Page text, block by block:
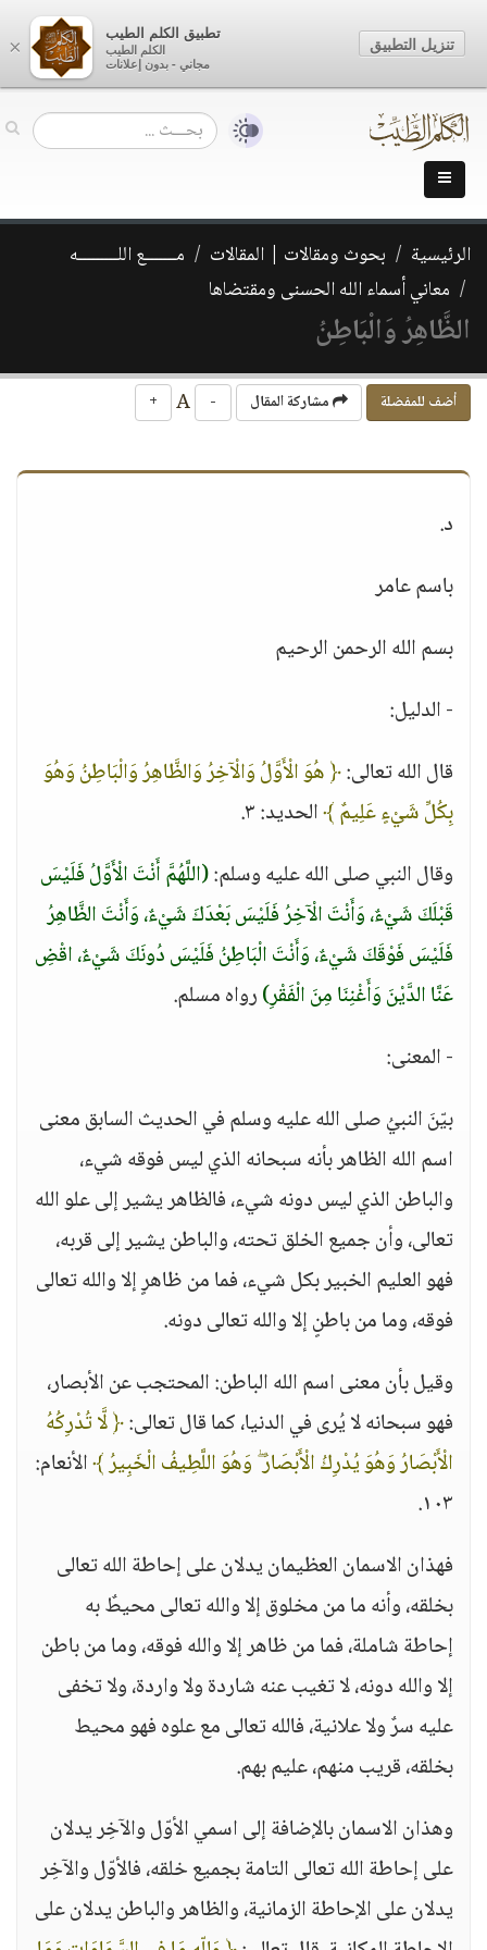
الرئيسية بحوث ومقالات | المقالات
مـــــــع اللـــــــــه
معاني أسماء الله الحسنى ومقتضاها
الظَّاهِرُ وَالْبَاطِنُ
أضف للمفضلة مشاركة المقال -
+
د.
باسم عامر
بسم الله الرحمن الرحيم
- الدليل:
قال الله تعالى:﴿ هُوَ الْأَوَّلُ وَالْآخِرُ وَالظَّاهِرُ وَالْبَاطِنُ وَهُوَ
بِكُلِّ شَيْءٍ عَلِيمٌ ﴾الحديد: ٣.
وقال النبي صلى الله عليه وسلم:(اللَّهُمَّ أَنْتَ الْأَوَّلُ فَلَيْسَ
قَبْلَكَ شَيْءٌ، وَأَنْتَ الْآخِرُ فَلَيْسَ بَعْدَكَ شَيْءٌ، وَأَنْتَ الظَّاهِرُ
فَلَيْسَ فَوْقَكَ شَيْءٌ، وَأَنْتَ الْبَاطِنُ فَلَيْسَ دُونَكَ شَيْءٌ، اقْضِ
عَنَّا الدَّيْنَ وَأَغْنِنَا مِنَ الْفَقْرِ)رواه مسلم.
- المعنى:
بيّنَ النبيُ صلى الله عليه وسلم في الحديث السابق معنى
اسم الله الظاهر بأنه سبحانه الذي ليس فوقه شيء،
والباطن الذي ليس دونه شيء، فالظاهر يشير إلى علو الله
تعالى، وأن جميع الخلق تحته، والباطن يشير إلى قربه،
فهو العليم الخبير بكل شيء، فما من ظاهرٍ إلا والله تعالى
فوقه، وما من باطنٍ إلا والله تعالى دونه.
وقيل بأن معنى اسم الله الباطن: المحتجب عن الأبصار،
فهو سبحانه لا يُرى في الدنيا، كما قال تعالى:﴿ لَّا تُدْرِكُهُ
الْأَبْصَارُ وَهُوَ يُدْرِكُ الْأَبْصَارَ ۖ وَهُوَ اللَّطِيفُ الْخَبِيرُ ﴾الأنعام:
١٠٣.
فهذان الاسمان العظيمان يدلان على إحاطة الله تعالى
بخلقه، وأنه ما من مخلوق إلا والله تعالى محيطٌ به
إحاطة شاملة، فما من ظاهر إلا والله فوقه، وما من باطن
إلا والله دونه، لا تغيب عنه شاردة ولا واردة، ولا تخفى
عليه سرٌ ولا علانية، فالله تعالى مع علوه فهو محيط
بخلقه، قريب منهم، عليم بهم.
وهذان الاسمان بالإضافة إلى اسمي الأوّل والآخِر يدلان
على إحاطة الله تعالى التامة بجميع خلقه، فالأوّل والآخِر
يدلان على الإحاطة الزمانية، والظاهر والباطن يدلان على
×
تطبيق الكلم الطيب
الكلم الطيب
مجاني - بدون إعلانات
تنزيل التطبيق